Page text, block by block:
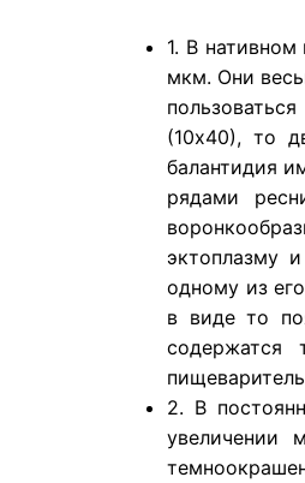
1. В
мкм. Они
(10х40), то
балантидия
рядами
эктоплазму
одному из
в виде то
содержатся
2. В
увеличении